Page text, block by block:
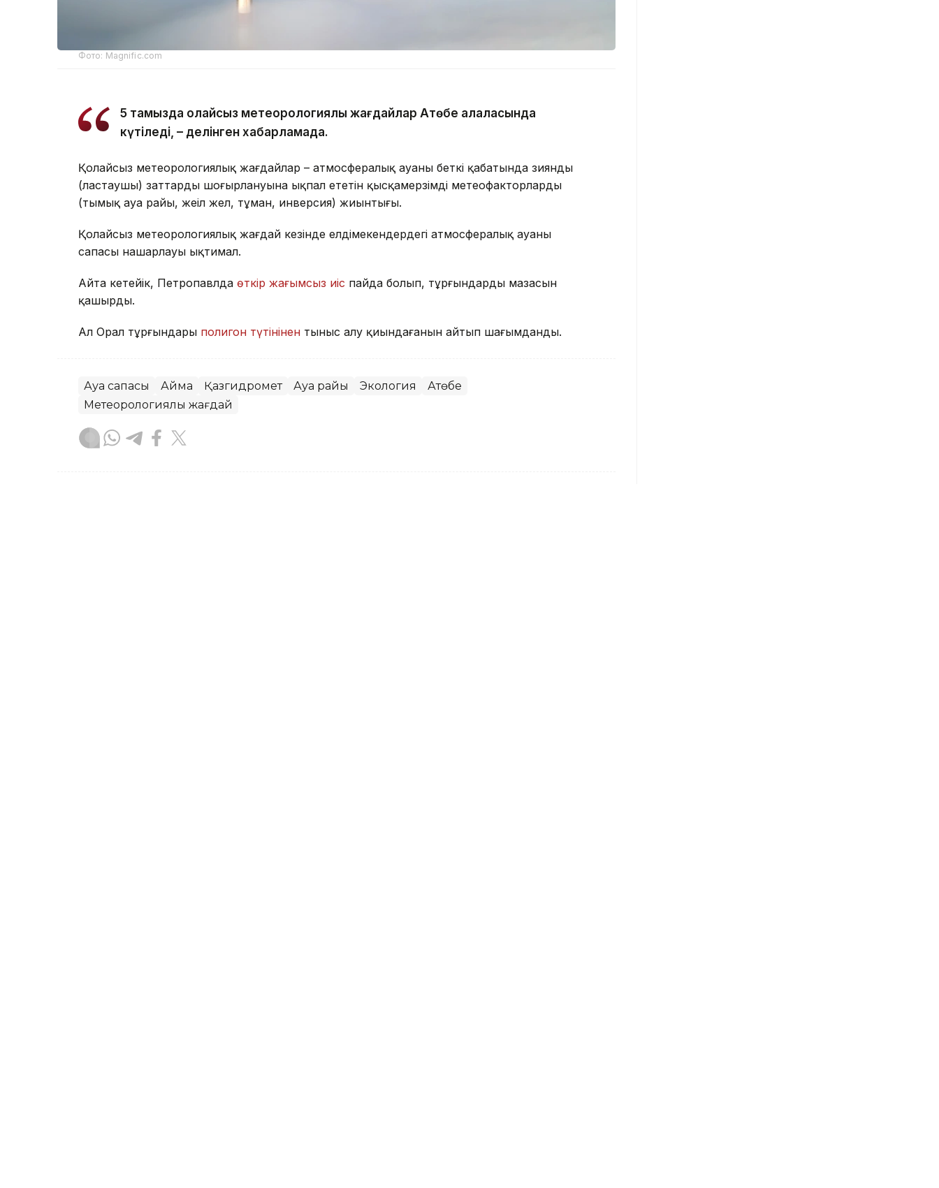
Фото: Magnific.com
5 тамызда қолайсыз метеорологиялық жағдайлар Ақтөбе қалаласында
күтіледі, – делінген хабарламада.
Қолайсыз метеорологиялық жағдайлар – атмосфералық ауаның беткі қабатында зиянды
(ластаушы) заттардың шоғырлануына ықпал ететін қысқамерзімді метеофакторлардың
(тымық ауа райы, жеңіл жел, тұман, инверсия) жиынтығы.
Қолайсыз метеорологиялық жағдай кезінде елдімекендердегі атмосфералық ауаның
сапасы нашарлауы ықтимал.
Айта кетейік, Петропавлда өткір жағымсыз иіс пайда болып, тұрғындардың мазасын
қашырды.
Ал Орал тұрғындары полигон түтінінен тыныс алу қиындағанын айтып шағымданды.
Ауа сапасы Аймақ Қазгидромет Ауа райы Экология
Ақтөбе
Метеорологиялық жағдай